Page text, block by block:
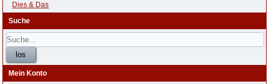
Dies & Das
Suche
Mein Konto